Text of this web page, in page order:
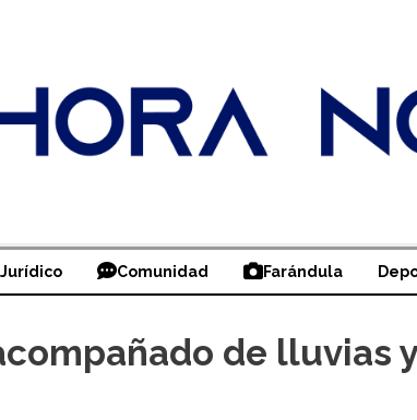
Jurídico Comunidad Farándula
de lluvias